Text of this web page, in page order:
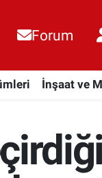
Forum
İnşaat ve